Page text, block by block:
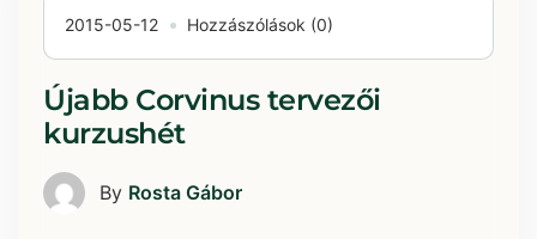
2015-05-12 Hozzászólások (0)
Újabb Corvinus tervezői
kurzushét
By Rosta Gábor